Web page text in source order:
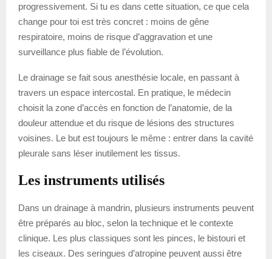
progressivement. Si tu es dans cette situation, ce que cela
change pour toi est très concret : moins de gêne
respiratoire, moins de risque d’aggravation et une
surveillance plus fiable de l’évolution.
Le drainage se fait sous anesthésie locale, en passant à
travers un espace intercostal. En pratique, le médecin
choisit la zone d’accès en fonction de l’anatomie, de la
douleur attendue et du risque de lésions des structures
voisines. Le but est toujours le même : entrer dans la cavité
pleurale sans léser inutilement les tissus.
Les instruments utilisés
Dans un drainage à mandrin, plusieurs instruments peuvent
être préparés au bloc, selon la technique et le contexte
clinique. Les plus classiques sont les pinces, le bistouri et
les ciseaux. Des seringues d’atropine peuvent aussi être